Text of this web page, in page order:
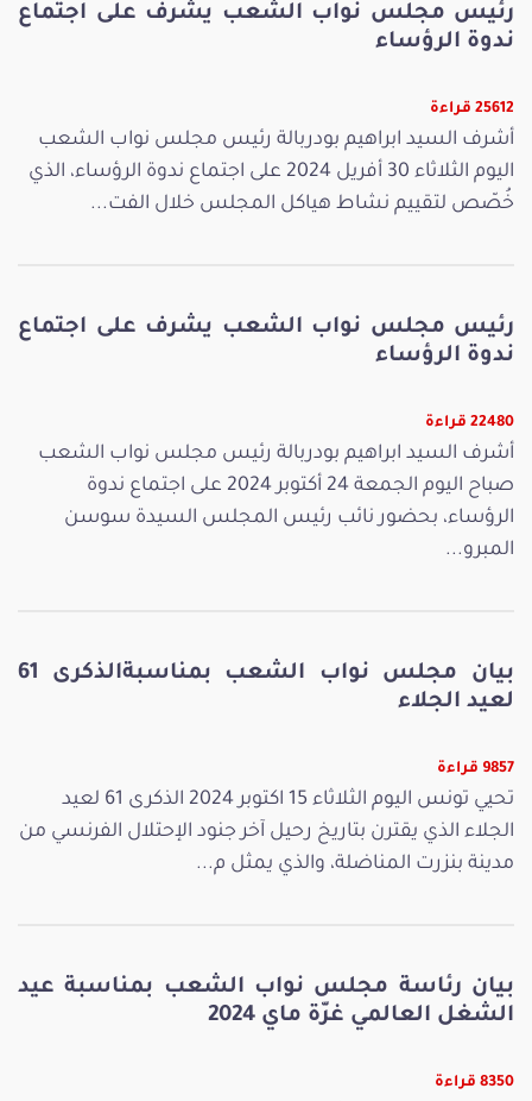
رئيس مجلس نواب الشعب يشرف على اجتماع
ندوة الرؤساء
25612 قراءة
أشرف السيد ابراهيم بودربالة رئيس مجلس نواب الشعب
اليوم الثلاثاء 30 أفريل 2024 على اجتماع ندوة الرؤساء، الذي
خُصّص لتقييم نشاط هياكل المجلس خلال الفت...
رئيس مجلس نواب الشعب يشرف على اجتماع
ندوة الرؤساء
22480 قراءة
أشرف السيد ابراهيم بودربالة رئيس مجلس نواب الشعب
صباح اليوم الجمعة 24 أكتوبر 2024 على اجتماع ندوة
الرؤساء، بحضور نائب رئيس المجلس السيدة سوسن
المبرو...
بيان مجلس نواب الشعب بمناسبةالذكرى 61
لعيد الجلاء
9857 قراءة
تحيي تونس اليوم الثلاثاء 15 اكتوبر 2024 الذكرى 61 لعيد
الجلاء الذي يقترن بتاريخ رحيل آخر جنود الإحتلال الفرنسي من
مدينة بنزرت المناضلة، والذي يمثل م...
بيان رئاسة مجلس نواب الشعب بمناسبة عيد
الشغل العالمي غرّة ماي 2024
8350 قراءة